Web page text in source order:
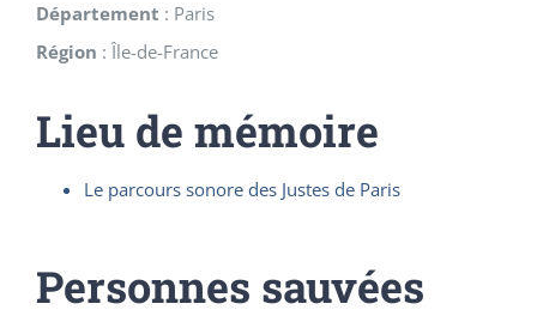
Département : Paris
Région : Île-de-France
Lieu de mémoire
Le parcours sonore des Justes de Paris
Personnes sauvées